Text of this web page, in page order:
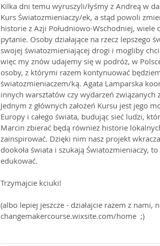
Kilka dni temu wyruszyli/łyśmy z Andreą w
Kurs Światozmieniaczy/ek, a stąd powoli
historie z Azji Południowo-Wschodniej, wiele
pytanie. Osoby działające na rzecz lepszego
swojej światozmieniającej drogi i mogliby
więc my znów udajemy się w podróż, w
osoby, z którymi razem kontynuować
światozmieniaczem/ką. Agata Lamparska
innych warsztatów czy wydarzeń
Jednym z głównych założeń Kursu jest jego
Europy i całego świata, budując sieć ludzi,
Marcin zbierać będą również historie
zainspirować. Dzięki nim nasz projekt
dookoła świata i szukają Światozmieniaczy,
edukować.
Trzymajcie kciuki!
(albo lepiej jeszcze - działajcie razem z nami,
changemakercourse.wixsite.com/home  ;)